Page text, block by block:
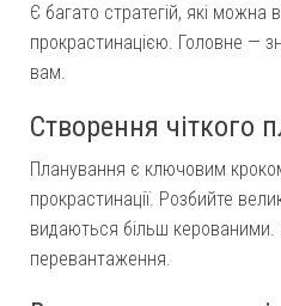
Є багато стратегій, які можна
прокрастинацією. Головне —
вам.
Створення чіткого
Планування є ключовим
прокрастинації. Розбийте
видаються більш
перевантаження.